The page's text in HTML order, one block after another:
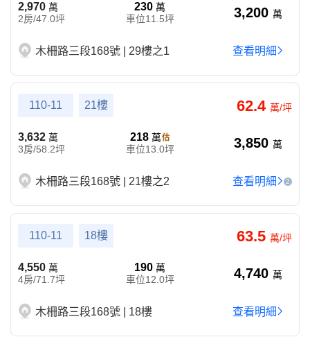
2,970 萬
2房/47.0坪
230萬
車位11.5坪
3,200 萬
木柵路三段168號 | 29樓之1 查看明細
110-11 21樓 62.4 萬/坪
3,632 萬
3房/58.2坪
218 萬
車位13.0坪
3,850 萬
木柵路三段168號 | 21樓之2 查看明細 2
110-11 18樓 63.5 萬/坪
4,550 萬
4房/71.7坪
190萬
車位12.0坪
4,740 萬
木柵路三段168號 | 18樓 查看明細